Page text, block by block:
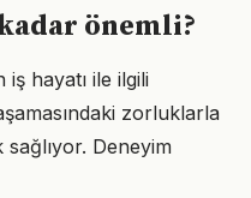
önemli?
hayatı ile ilgili
zorluklarla
sağlıyor. Deneyim